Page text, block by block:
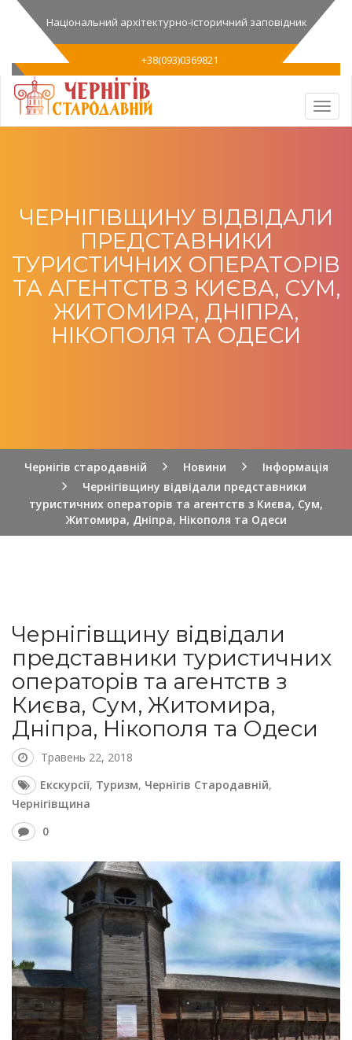
Національний архітектурно-історичний заповідник
+38(093)0369821
ЧЕРНІГІВЩИНУ ВІДВІДАЛИ
ПРЕДСТАВНИКИ
ТУРИСТИЧНИХ ОПЕРАТОРІВ
ТА АГЕНТСТВ З КИЄВА, СУМ,
ЖИТОМИРА, ДНІПРА,
НІКОПОЛЯ ТА ОДЕСИ
Чернігів стародавній Новини
Інформація
Чернігівщину відвідали представники
туристичних операторів та агентств з Києва, Сум,
Житомира, Дніпра, Нікополя та Одеси
Чернігівщину відвідали
представники туристичних
операторів та агентств з
Києва, Сум, Житомира,
Дніпра, Нікополя та Одеси
Травень 22, 2018
Екскурсії, Туризм, Чернігів Стародавній,
Чернігівщина
0